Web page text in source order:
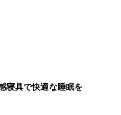
寝具で快適な睡眠を